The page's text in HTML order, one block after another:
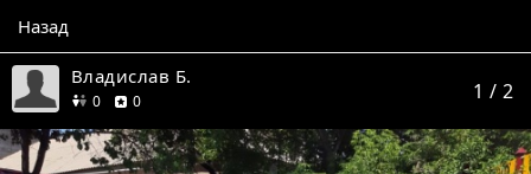
Назад
Владислав Б.
0друзей
0отзывов 1 / 2